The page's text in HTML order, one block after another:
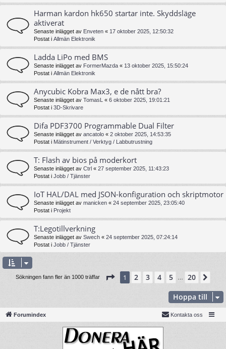
Harman kardon hk650 startar inte. Skyddsläge
aktiverat
Senaste inlägget av Enveten « 17 oktober 2025, 12:50:32
Postat i Allmän Elektronik
Ladda LiPo med BMS
Senaste inlägget av FormerMazda « 13 oktober 2025, 15:50:24
Postat i Allmän Elektronik
Anycubic Kobra Max3, e de nått bra?
Senaste inlägget av TomasL « 6 oktober 2025, 19:01:21
Postat i 3D-Skrivare
Difa PDF3700 Programmable Dual Filter
Senaste inlägget av ancatolo « 2 oktober 2025, 14:53:35
Postat i Mätinstrument / Verktyg / Labbutrustning
T: Flash av bios på moderkort
Senaste inlägget av Ctrl « 27 september 2025, 11:43:23
Postat i Jobb / Tjänster
IoT HAL/DAL med JSON-konfiguration och skriptmotor
Senaste inlägget av manicken « 24 september 2025, 23:05:40
Postat i Projekt
T:Legotillverkning
Senaste inlägget av Swech « 24 september 2025, 07:24:14
Postat i Jobb / Tjänster
Sökningen fann fler än 1000 träffar Sida 1av20
1 2 3 4 5 20
Hoppa till
Forumindex Kontakta oss